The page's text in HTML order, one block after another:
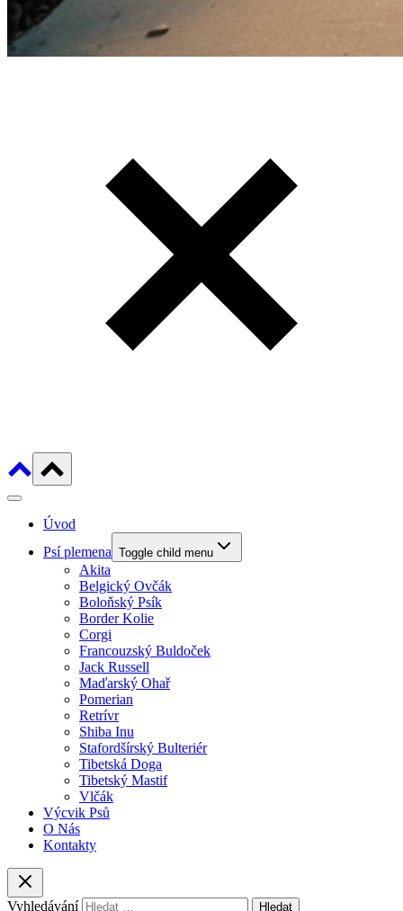
Úvod
Psí plemena Toggle child menu
Akita
Belgický Ovčák
Boloňský Psík
Border Kolie
Corgi
Francouzský Buldoček
Jack Russell
Maďarský Ohař
Pomerian
Retrívr
Shiba Inu
Stafordšírský Bulteriér
Tibetská Doga
Tibetský Mastif
Vlčák
Výcvik Psů
O Nás
Kontakty
Vyhledávání